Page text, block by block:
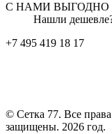
С НАМИ ВЫГОДНО
Нашли
+7 495 419 18 17
© Сетка 77. Все права
защищены. 2026 год.